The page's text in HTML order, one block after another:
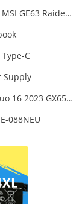
A11-200P1A ADP-180MB_K voor Chicony MSI GE63 Raider RGB 8RE-012US
C
Supply
A22-330P1A voor ASUS ROG Zephyrus Duo 16 2023 GX650PY
088NEU